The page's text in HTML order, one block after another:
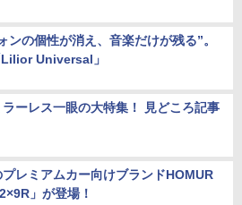
ンの個性が消え、音楽だけが残る”。
Universal」
ラーレス一眼の大特集！ 見どころ記事
プレミアムカー向けブランドHOMUR
」が登場！